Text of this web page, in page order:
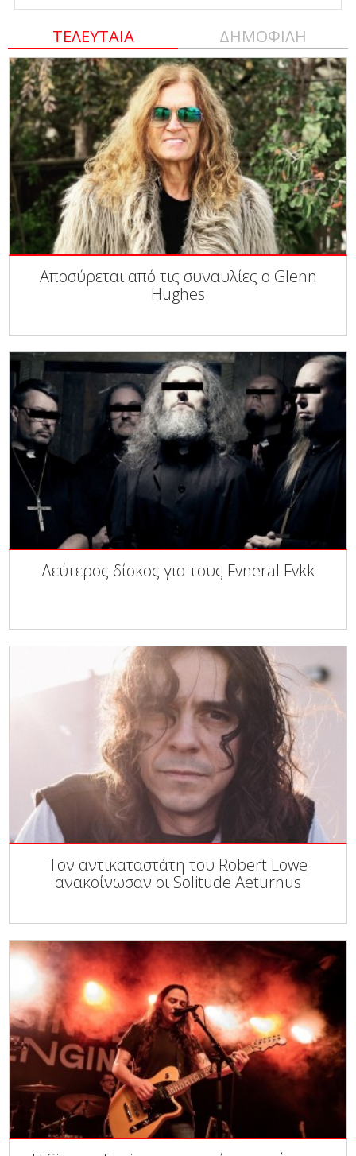
ΤΕΛΕΥΤΑΙΑ ΔΗΜΟΦΙΛΗ
Αποσύρεται από τις συναυλίες ο Glenn
Hughes
Δεύτερος δίσκος για τους Fvneral Fvkk
Τον αντικαταστάτη του Robert Lowe
ανακοίνωσαν οι Solitude Aeturnus